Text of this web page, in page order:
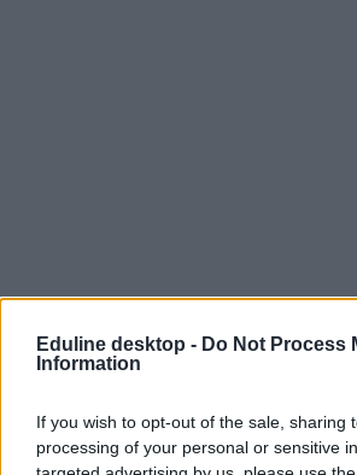
Eduline desktop - Do Not Process
Information
If you wish to opt-out of the sale, sharing
processing of your personal or sensitive
koronavírus
fertőzés
kínai egyetem
delta variáns